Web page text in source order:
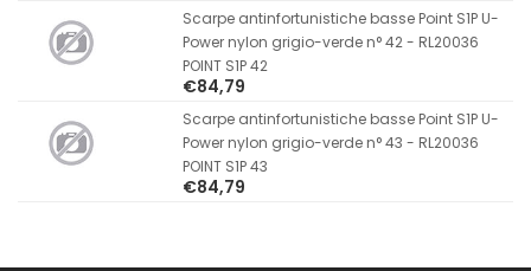
Scarpe antinfortunistiche basse Point S1P U-
Power nylon grigio-verde n° 42 - RL20036
POINT S1P 42
€84,79
Scarpe antinfortunistiche basse Point S1P U-
Power nylon grigio-verde n° 43 - RL20036
POINT S1P 43
€84,79